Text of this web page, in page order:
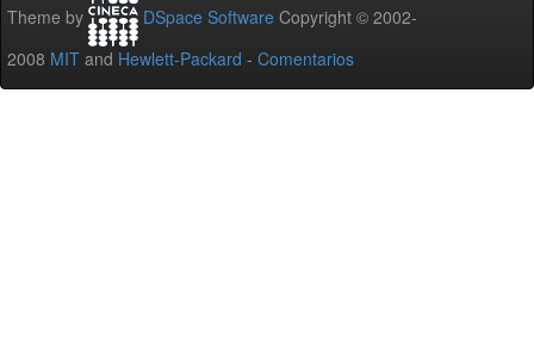
Theme by DSpace Software Copyright © 2002-
2008 MIT and Hewlett-Packard - Comentarios